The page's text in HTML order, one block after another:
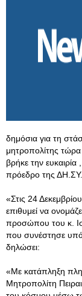
δημόσια για τη
μητροπολίτης
βρήκε την ευκαιρία
πρόεδρο της ΔΗ.ΣΥ.
«Στις 24
επιθυμεί να
προσώπου του κ.
που συνέστησε υπό
δηλώσει:
«Με κατάπληξη
Μητροπολίτη